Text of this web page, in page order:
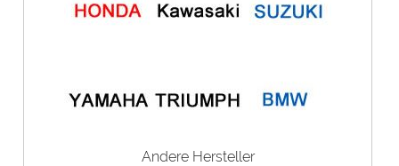
Andere Hersteller